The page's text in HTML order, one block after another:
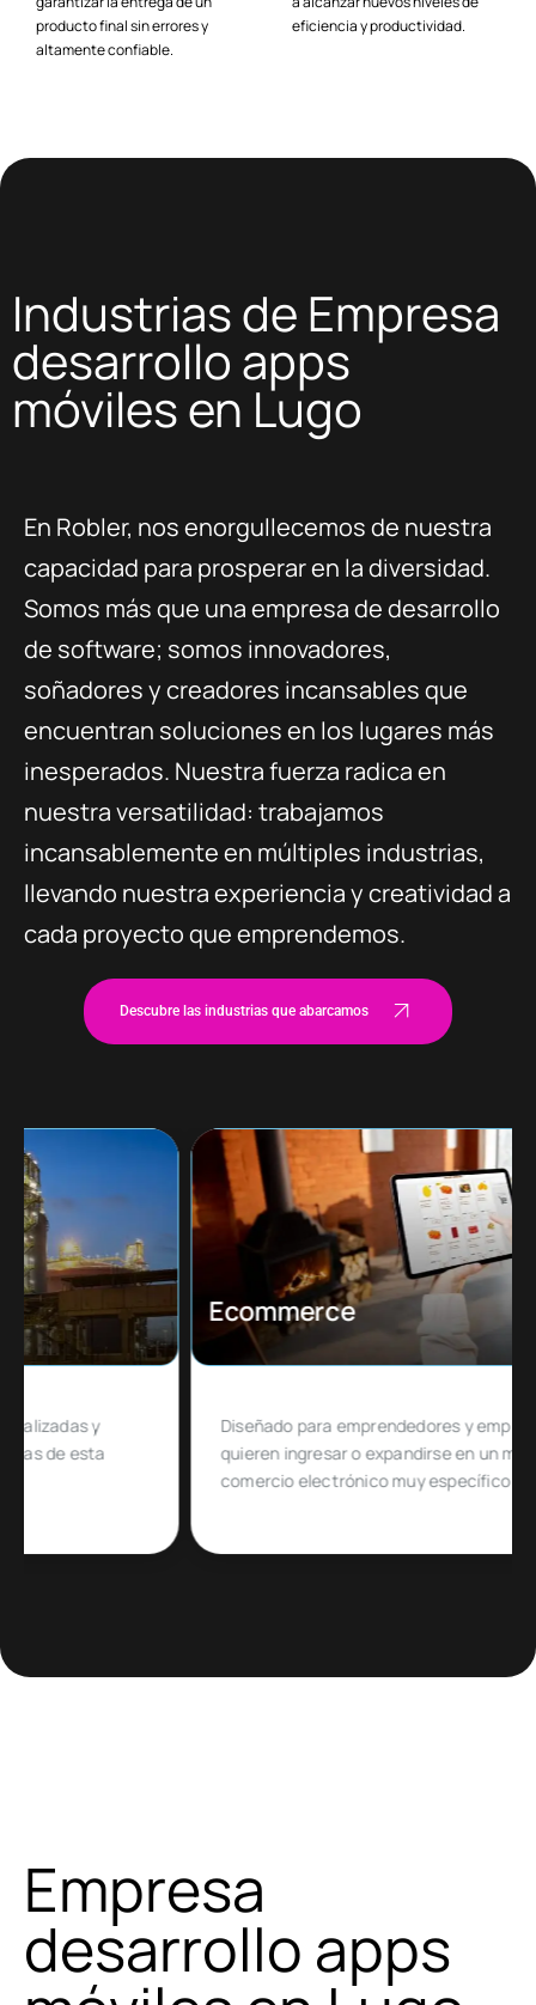
producto final sin errores y
altamente confiable.
eficiencia y productividad.
Industrias de Empresa
desarrollo apps
móviles en Lugo
En Robler, nos enorgullecemos de nuestra
capacidad para prosperar en la diversidad.
Somos más que una empresa de desarrollo
de software; somos innovadores,
soñadores y creadores incansables que
encuentran soluciones en los lugares más
inesperados. Nuestra fuerza radica en
nuestra versatilidad: trabajamos
incansablemente en múltiples industrias,
llevando nuestra experiencia y creatividad a
cada proyecto que emprendemos.
Descubre las industrias que abarcamos
Ecommerce
Diseñado para emprendedores y empresas que
quieren ingresar o expandirse en un mercado de
comercio electrónico muy específico
Empresa
desarrollo apps